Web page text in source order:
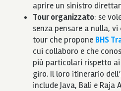
aprire un sinistro
Tour organizzato: se
senza pensare a nulla,
tour che propone BHS
cui collaboro e che
più particolari rispetto
giro. Il loro itinerario
include Java, Bali e Raja